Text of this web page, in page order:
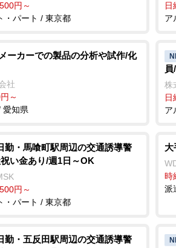
円～
・パート / 東京都
日
ア
ーカーでの製品の分析や試作/化
社
～
愛知県
株
日
ア
勤・馬喰町駅周辺の交通誘導警
い金あり/週1日～OK
円～
・パート / 東京都
大
時
派
勤・五反田駅周辺の交通誘導警